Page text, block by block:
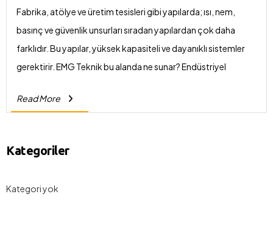
Fabrika, atölye ve üretim tesisleri gibi yapılarda; ısı, nem,
basınç ve güvenlik unsurları sıradan yapılardan çok daha
farklıdır. Bu yapılar, yüksek kapasiteli ve dayanıklı sistemler
gerektirir. EMG Teknik bu alanda ne sunar? Endüstriyel
havalandırma sistemleri, buhar kazanları, yangın güvenlik
aksatmadan, yüksek verimlilikte ve uzun ömürlü çözümler
çalışmalarıyla maksimum performans sağlıyoruz.
Read More
Kategoriler
Kategori yok